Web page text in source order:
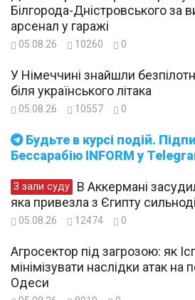
Будьте в курсі подій. Підписуйтесь на
Бессарабію INFORM у
Білгорода-Дністровського за
арсенал у гаражі
05.08.26 10260 0
У Німеччині знайшли
біля українського літака
05.08.26 10557 0
З зали суду
яка привезла з Єгипту
05.08.26 12474 0
Агросектор під загрозою: як
мінімізувати наслідки атак на
Одеси